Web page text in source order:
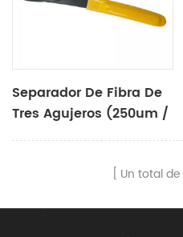
Separador De Fibra De
Tres Agujeros (250um /
900um / 3.0mm)
Un total de